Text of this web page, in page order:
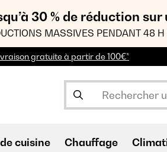
30 % de réduction
MASSIVES PENDANT 48
gratuite à partir de 100€*
cuisine Chauffage